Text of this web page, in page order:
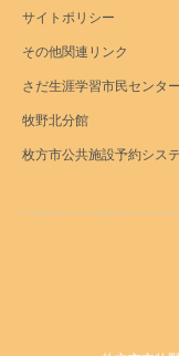
サイトポリシー
その他関連リンク
さだ生涯学習市民センター
牧野北分館
枚方市公共施設予約シス